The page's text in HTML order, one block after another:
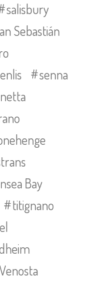
salisbury
Sebastián
senna
Bay
titignano